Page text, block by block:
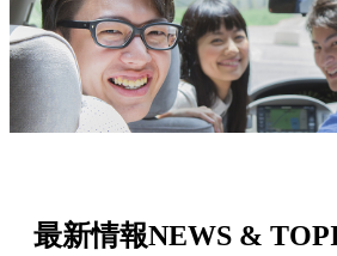
最新情報NEWS &